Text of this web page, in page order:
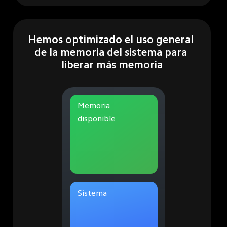
Hemos optimizado el uso general
de la memoria del sistema para
liberar más memoria
Memoria
disponible
Sistema